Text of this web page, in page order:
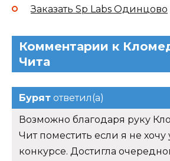
Заказать Sp Labs Одинцово
Комментарии к
Чита
Бурят ответил(а)
Возможно благодаря руку
Чит поместить если я не хочу
конкурсе. Достигла